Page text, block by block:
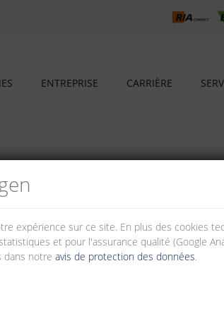
ENTREPRISE CARRIÈRE
des prix avantageux il est indispensable
exigences relatives aux installations du
plus en plus sur des systèmes à base de bus
des fonctions des bâtiment; forte flexibilité
expérience sur ce site. En plus des cookies
et pour l'assurance qualité (Google
dans notre avis de protection des données.